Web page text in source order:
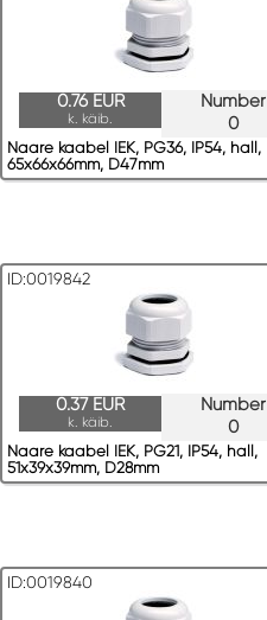
Number
0
0.76 EUR
k. käib.
Naare kaabel IEK, PG36, IP54, hall,
65x66x66mm, D47mm
ID:0019842
Number
0
0.37 EUR
k. käib.
Naare kaabel IEK, PG21, IP54, hall,
51x39x39mm, D28mm
ID:0019840